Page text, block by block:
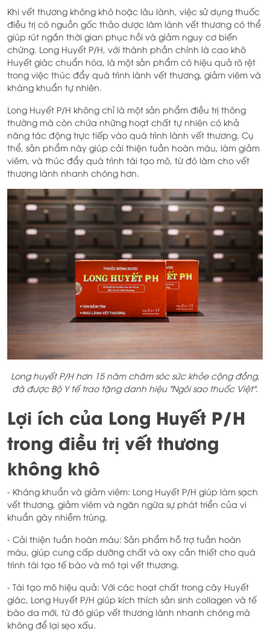
Khi vết thương không khô hoặc lâu lành, việc sử dụng thuốc
điều trị có nguồn gốc thảo dược làm lành vết thương có thể
giúp rút ngắn thời gian phục hồi và giảm nguy cơ biến
chứng. Long Huyết P/H, với thành phần chính là cao khô
Huyết giác chuẩn hóa, là một sản phẩm có hiệu quả rõ rệt
trong việc thúc đẩy quá trình lành vết thương, giảm viêm và
kháng khuẩn tự nhiên.
Long Huyết P/H không chỉ là một sản phẩm điều trị thông
thường mà còn chứa những hoạt chất tự nhiên có khả
năng tác động trực tiếp vào quá trình lành vết thương. Cụ
thể, sản phẩm này giúp cải thiện tuần hoàn máu, làm giảm
viêm, và thúc đẩy quá trình tái tạo mô, từ đó làm cho vết
thương lành nhanh chóng hơn.
Long huyết P/H hơn 15 năm chăm sóc sức khỏe cộng đồng,
đã được Bộ Y tế trao tặng danh hiệu "Ngôi sao thuốc Việt".
Lợi ích của Long Huyết P/H
trong điều trị vết thương
không khô
- Kháng khuẩn và giảm viêm: Long Huyết P/H giúp làm sạch
vết thương, giảm viêm và ngăn ngừa sự phát triển của vi
khuẩn gây nhiễm trùng.
- Cải thiện tuần hoàn máu: Sản phẩm hỗ trợ tuần hoàn
máu, giúp cung cấp dưỡng chất và oxy cần thiết cho quá
trình tái tạo tế bào và mô tại vết thương.
- Tái tạo mô hiệu quả: Với các hoạt chất trong cây Huyết
giác, Long Huyết P/H giúp kích thích sản sinh collagen và tế
bào da mới, từ đó giúp vết thương lành nhanh chóng mà
không để lại sẹo xấu.